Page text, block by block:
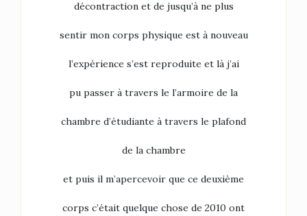
décontraction et de jusqu’à ne plus
sentir mon corps physique est à nouveau
l’expérience s’est reproduite et là j’ai
pu passer à travers le l’armoire de la
chambre d’étudiante à travers le plafond
de la chambre
et puis il m’apercevoir que ce deuxième
corps c’était quelque chose de 2010 ont